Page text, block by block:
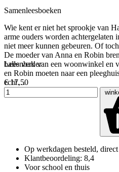
Samenleesboeken
Wie kent er niet het sprookje van
arme ouders worden achtergelaten
niet meer kunnen gebeuren. Of
De moeder van Anna en Robin
ballenbak van een woonwinkel en
en Robin moeten naar een
echt…
Lees verder
€ 17,50
Op werkdagen besteld,
Klantbeoordeling: 8,4
Voor school en thuis